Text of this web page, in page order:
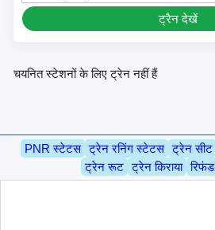
ट्रैन देखें
चयनित स्टेशनों के लिए ट्रेन नहीं हैं
PNR स्टेटस ट्रेन रनिंग स्टेटस ट्रेन सीट
ट्रेन रूट ट्रेन किराया रिफंड